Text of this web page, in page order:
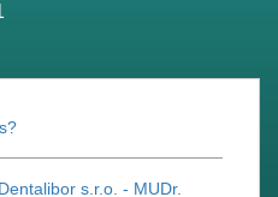
s.r.o. - MUDr.